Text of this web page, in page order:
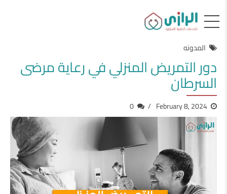
المدونه
دور التمريض المنزلي في رعاية مرضى
السرطان
February 8, 2024
0